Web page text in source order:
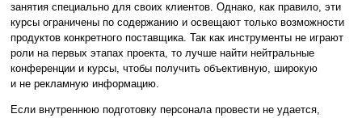
занятия специально для своих клиентов. Однако, как правило, эти
курсы ограничены по содержанию и освещают только возможности
продуктов конкретного поставщика. Так как инструменты не играют
роли на первых этапах проекта, то лучше найти нейтральные
конференции и курсы, чтобы получить объективную, широкую
и не рекламную информацию.
Если внутреннюю подготовку персонала провести не удается,